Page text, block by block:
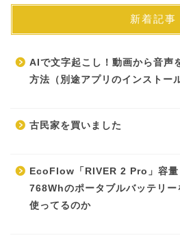
新着記事
AIで文字起こし！動画から音声
方法（別途アプリのインストー
古民家を買いました
EcoFlow「RIVER 2 Pro」容量
768Whのポータブルバッテリ
使ってるのか